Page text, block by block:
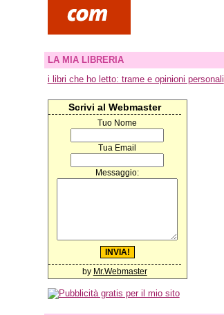
LA MIA LIBRERIA
i libri che ho letto: trame e opinioni personali
Scrivi al Webmaster
Tuo Nome
Tua Email
Messaggio:
by Mr.Webmaster